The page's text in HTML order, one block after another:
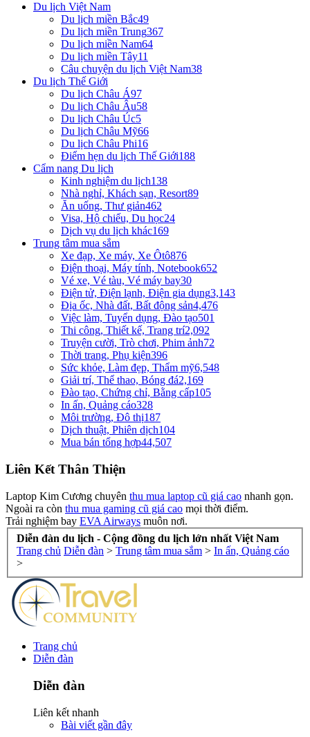
Du lịch Việt Nam
Du lịch miền Bắc49
Du lịch miền Trung367
Du lịch miền Nam64
Du lịch miền Tây11
Câu chuyện du lịch Việt Nam38
Du lịch Thế Giới
Du lịch Châu Á97
Du lịch Châu Âu58
Du lịch Châu Úc5
Du lịch Châu Mỹ66
Du lịch Châu Phi16
Điểm hẹn du lịch Thế Giới188
Cẩm nang Du lịch
Kinh nghiệm du lịch138
Nhà nghỉ, Khách sạn, Resort89
Ăn uống, Thư giản462
Visa, Hộ chiếu, Du học24
Dịch vụ du lịch khác169
Trung tâm mua sắm
Xe đạp, Xe máy, Xe Ôtô876
Điện thoại, Máy tính, Notebook652
Vé xe, Vé tàu, Vé máy bay30
Điện tử, Điện lạnh, Điện gia dụng3,143
Địa ốc, Nhà đất, Bất động sản4,476
Việc làm, Tuyển dụng, Đào tạo501
Thi công, Thiết kế, Trang trí2,092
Truyện cười, Trò chơi, Phim ảnh72
Thời trang, Phụ kiện396
Sức khỏe, Làm đẹp, Thẩm mỹ6,548
Giải trí, Thể thao, Bóng đá2,169
Đào tạo, Chứng chỉ, Bằng cấp105
In ấn, Quảng cáo328
Môi trường, Đô thị187
Dịch thuật, Phiên dịch104
Mua bán tổng hợp44,507
Liên Kết Thân Thiện
Laptop Kim Cương chuyên thu mua laptop cũ giá cao nhanh gọn.
Ngoài ra còn thu mua gaming cũ giá cao mọi thời điểm.
Trải nghiệm bay EVA Airways muôn nơi.
Diễn đàn du lịch - Cộng đồng du lịch lớn nhất Việt Nam
Trang chủ Diễn đàn > Trung tâm mua sắm > In ấn, Quảng cáo
>
Trang chủ
Diễn đàn
Diễn đàn
Liên kết nhanh
Bài viết gần đây